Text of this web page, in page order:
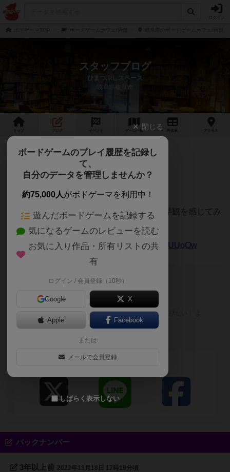
スタッフブログ
ひまつぶしスペース
岐阜県岐阜市
ゲーム 一覧 料金 アクセス
オリジナル謎解き販売中！！
是非、皆さま挑戦してみてください！！
そして、今回の謎解きはOP付きですｗ
下記から視聴できますので是非謎解きの世界観を感じてみ
https://www.youtube.com/watch?v=wS3SGLUUoOw
遊びが生きがい！！楽しくみんなで遊びたい！ よ
ろしくお願いします！
バックナンバー
3年以上前 2022年11月18日 17時19分頃
閉じる
ボードゲームのプレイ履歴を記録し
て、
自分のデータを管理しませんか？
約75,000人がボドゲーマを利用中！
遊んだボードゲームを記録する
気になるゲームのレビューを読む
お気に入り作品・所有リストの共
有
ログイン / 会員登録（10秒）
Google X
Apple Facebook
または
メールで会員登録
しばらく表示しない